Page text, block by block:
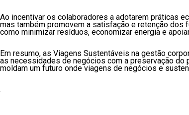
Ao incentivar os colaboradores a adotarem práticas
mas também promovem a satisfação e retenção
como minimizar resíduos, economizar energia e
Em resumo, as Viagens Sustentáveis na gestão
as necessidades de negócios com a preservação
moldam um futuro onde viagens de negócios e
.